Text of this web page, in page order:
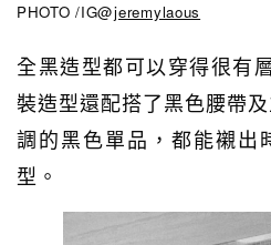
PHOTO /IG@jeremylaous
全黑造型都可以穿得很有
裝造型還配搭了黑色腰帶
調的黑色單品，都能襯出
型。